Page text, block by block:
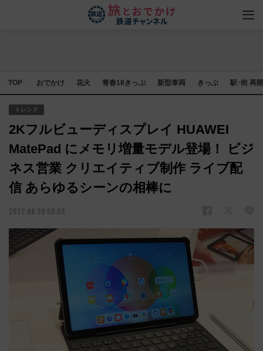
TOP おでかけ 花火 青春18きっぷ 新型車両 きっぷ 駅･街 再
トレンド
2Kフルビューディスプレイ HUAWEI
MatePad にメモリ増量モデル登場！ ビジ
ネス営業 クリエイティブ制作 ライブ配
信 あらゆるシーンの相棒に
2022.08.20 08:08